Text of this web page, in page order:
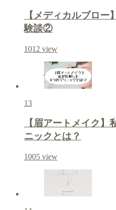
【メディカルブロ
験談②
1012 view
13
【眉アートメイク】
ニックとは？
1005 view